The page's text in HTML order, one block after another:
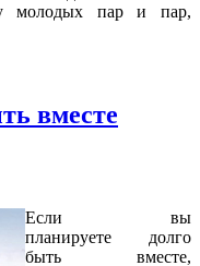
молодых пар и пар,
вместе
Если вы
планируете долго
быть вместе,